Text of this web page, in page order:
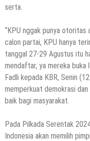
serta.
“KPU nggak punya otoritas
calon partai, KPU hanya
tanggal 27-29 Agustus itu
mendaftar, ya mereka buka
Fadli kepada KBR, Senin
memperkuat demokrasi
baik bagi masyarakat.
Pada Pilkada Serentak
Indonesia akan memilih